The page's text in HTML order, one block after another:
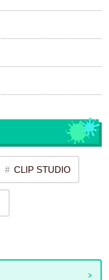
CLIP STUDIO